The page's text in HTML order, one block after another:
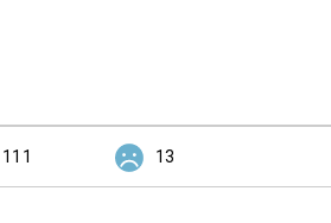
111 13